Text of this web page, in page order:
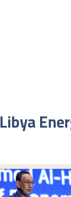
Libya